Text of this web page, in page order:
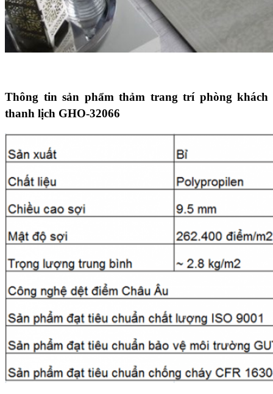
Thông tin sản phẩm thảm trang trí phòng khách
thanh lịch GHO-32066